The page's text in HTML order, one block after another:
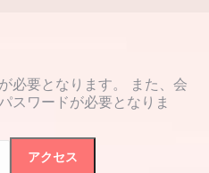
必要となります。 また、会
スワードが必要となりま